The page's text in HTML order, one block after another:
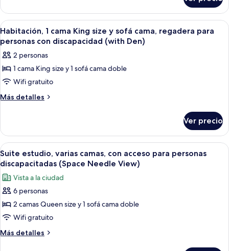
y
sofá
cama,
con
acceso
para
personas
discapacitadas
(Shower)
1
cama
King
size
y
sofá
cama,
acceso
para
personas
Abrir
todas
las
fotos
de
Habitación,
1
size
y
sofá
cama,
regadera
para
personas
con
discapacidad
(with
Una habitación de hotel moderna
5
Habitación, 1 cama King size y sofá cama, regadera para
personas con discapacidad (with Den)
2 personas
1 cama King size y 1 sofá cama doble
Wifi gratuito
Más detalles
Más
1
cama
King
size
sofá
cama,
regadera
para
personas
discapacidad
Ver precio
Abrir
todas
las
fotos
de
Suite
estudio,
varias
Caja de seguridad en la habitación y
5
Suite estudio, varias camas, con acceso para personas
discapacitadas (Space Needle View)
Vista a la ciudad
6 personas
2 camas Queen size y 1 sofá cama doble
Wifi gratuito
Más detalles
Más